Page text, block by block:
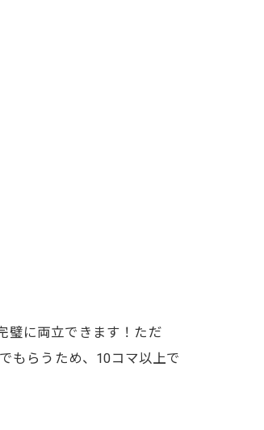
璧に両立できます！ただ
もらうため、10コマ以上で